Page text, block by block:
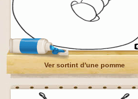
Ver sortint d'une pomme